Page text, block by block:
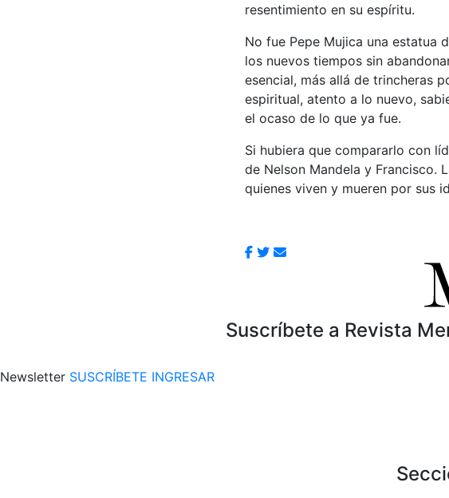
resentimiento en su espíritu.
No fue Pepe Mujica una estatua
los nuevos tiempos sin
esencial, más allá de trincheras
espiritual, atento a lo nuevo,
el ocaso de lo que ya fue.
Si hubiera que compararlo con
de Nelson Mandela y Francisco.
quienes viven y mueren por sus
Suscríbete a Revista
Newsletter SUSCRÍBETE INGRESAR